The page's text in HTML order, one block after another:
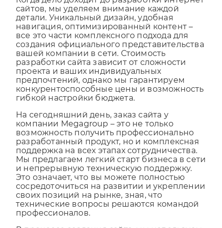
Когда дело доходит до разработки интернет
сайтов, мы уделяем внимание каждой
детали. Уникальный дизайн, удобная
навигация, оптимизированный контент –
все это части комплексного подхода для
создания официального представительства
вашей компании в сети. Стоимость
разработки сайта зависит от сложности
проекта и ваших индивидуальных
предпочтений, однако мы гарантируем
конкурентоспособные цены и возможность
На сегодняшний день, заказ сайта у
компании Megagroup – это не только
возможность получить профессионально
разработанный продукт, но и комплексная
поддержка на всех этапах сотрудничества.
Мы предлагаем легкий старт бизнеса в сети
и непрерывную техническую поддержку.
Это означает, что вы можете полностью
сосредоточиться на развитии и укреплении
своих позиций на рынке, зная, что
технические вопросы решаются командой